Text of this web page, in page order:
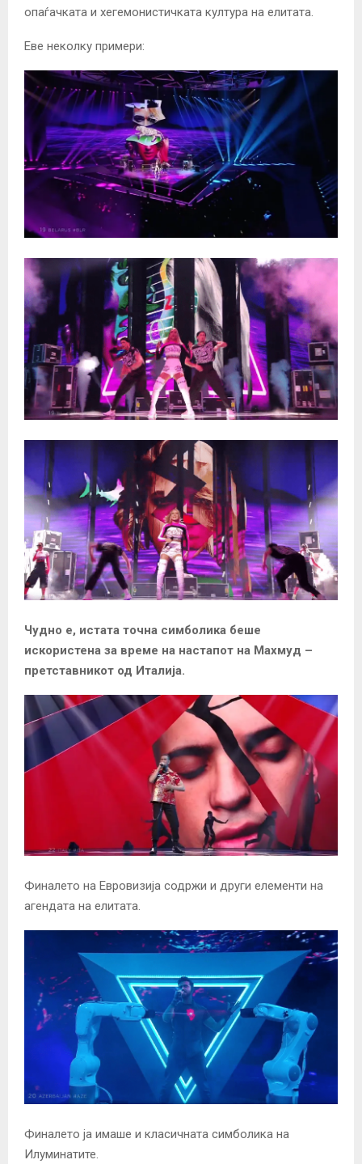
опаѓачката и хегемонистичката култура на елитата.
Еве неколку примери:
Чудно е, истата точна симболика беше
искористена за време на настапот на Махмуд –
претставникот од Италија.
Финалето на Евровизија содржи и други елементи на
агендата на елитата.
Финалето ја имаше и класичната симболика на
Илуминатите.